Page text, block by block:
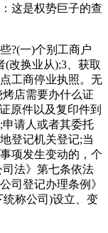
这是权势巨子的查
?(一)个别工商户
改换业从);3、获取
工商停业执照。无
店需要办什么证
原件以及复印件到
请人或者其委托
登记机关登记;当
项发生变动的，个
法》第七条依法
司登记办理条例》
称公司)设立、变